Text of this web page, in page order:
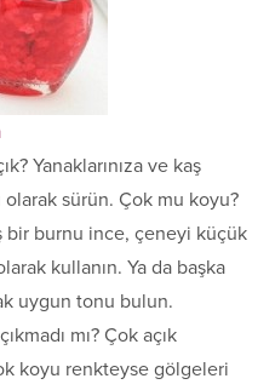
Yanaklarınıza ve kaş
sürün. Çok mu koyu?
bir burnu ince, çeneyi küçük
kullanın. Ya da başka
uygun tonu bulun.
mı? Çok açık
koyu renkteyse gölgeleri